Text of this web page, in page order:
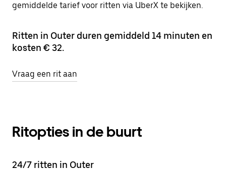
gemiddelde tarief voor ritten via UberX te bekijken.
Ritten in Outer duren gemiddeld 14 minuten en
kosten € 32.
Vraag een rit aan
Ritopties in de buurt
24/7 ritten in Outer